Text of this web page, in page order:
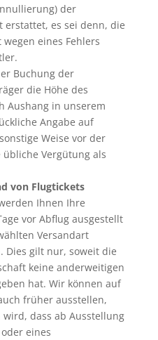
der
es sei denn, die
eines Fehlers
Buchung der
die Höhe des
Aushang in unserem
Angabe auf
Weise vor der
Vergütung als
von Flugtickets
Ihnen Ihre
vor Abflug ausgestellt
Versandart
Dies gilt nur, soweit die
keine anderweitigen
hat. Wir können auf
früher ausstellen,
dass ab Ausstellung
eines